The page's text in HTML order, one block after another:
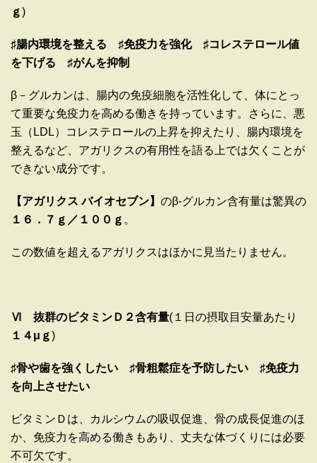
ｇ)
♯腸内環境を整える ♯免疫力を強化
♯コレステロール値
を下げる ♯がんを抑制
β－グルカンは、腸内の免疫細胞を活性化して、体にとっ
て重要な免疫力を高める働きを持っています。さらに、悪
玉（ LDL）コレステロールの上昇を抑えたり、腸内環境を
整えるなど、アガリクスの有用性を語る上では欠くことが
できない成分です。
【アガリクス バイオセブン】 のβ-グルカン含有量は驚異の
１６．７ｇ／１００ｇ 。
この数値を超えるアガリクスはほかに見当たりません。
Ⅵ 抜群のビタミンＤ２含有量( １日の摂取目安量あたり
１４μｇ)
♯骨や歯を強くしたい ♯骨粗鬆症を予防したい ♯免疫力
を向上させたい
ビタミンＤは、カルシウムの吸収促進、骨の成長促進のほ
か、免疫力を高める働きもあり、丈夫な体づくりには必要
不可欠です。